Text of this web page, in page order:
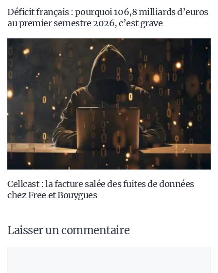
Déficit français : pourquoi 106,8 milliards d’euros
au premier semestre 2026, c’est grave
Cellcast : la facture salée des fuites de données
chez Free et Bouygues
Laisser un commentaire